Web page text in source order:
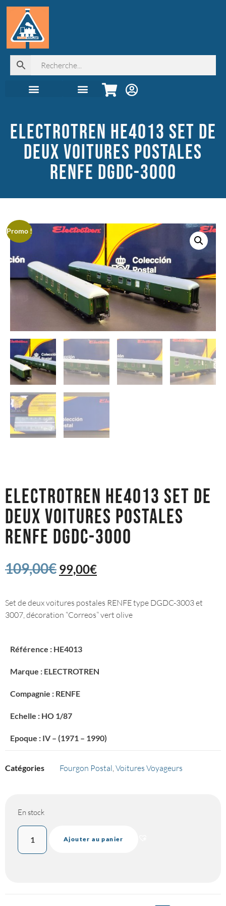
ELECTROTREN HE4013 SET DE
DEUX VOITURES POSTALES
RENFE DGDC-3000
Promo !
ELECTROTREN HE4013 SET DE
DEUX VOITURES POSTALES
RENFE DGDC-3000
109,00€ 99,00€
Set de deux voitures postales RENFE type DGDC-3003 et
3007, décoration “Correos” vert olive
Référence : HE4013
Marque : ELECTROTREN
Compagnie : RENFE
Echelle : HO 1/87
Epoque : IV – (1971 – 1990)
Catégories Fourgon Postal,Voitures Voyageurs
En stock
Ajouter au panier